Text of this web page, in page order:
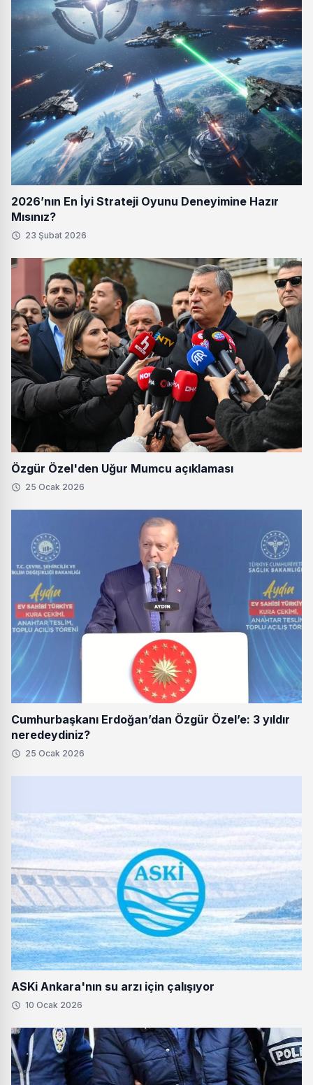
2026’nın En İyi Strateji Oyunu Deneyimine Hazır
Mısınız?
23 Şubat 2026
Özgür Özel'den Uğur Mumcu açıklaması
25 Ocak 2026
Cumhurbaşkanı Erdoğan’dan Özgür Özel’e: 3 yıldır
neredeydiniz?
25 Ocak 2026
ASKi Ankara'nın su arzı için çalışıyor
10 Ocak 2026